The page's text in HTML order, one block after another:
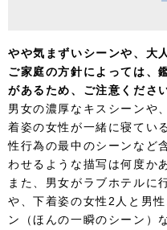
やや気まずいシーンや、大
ご家庭の方針によっては、
があるため、ご注意ください
男女の濃厚なキスシーンや
着姿の女性が一緒に寝てい
性行為の最中のシーンなど
わせるような描写は何度か
また、男女がラブホテルに
や、下着姿の女性2人と男
ン（ほんの一瞬のシーン）